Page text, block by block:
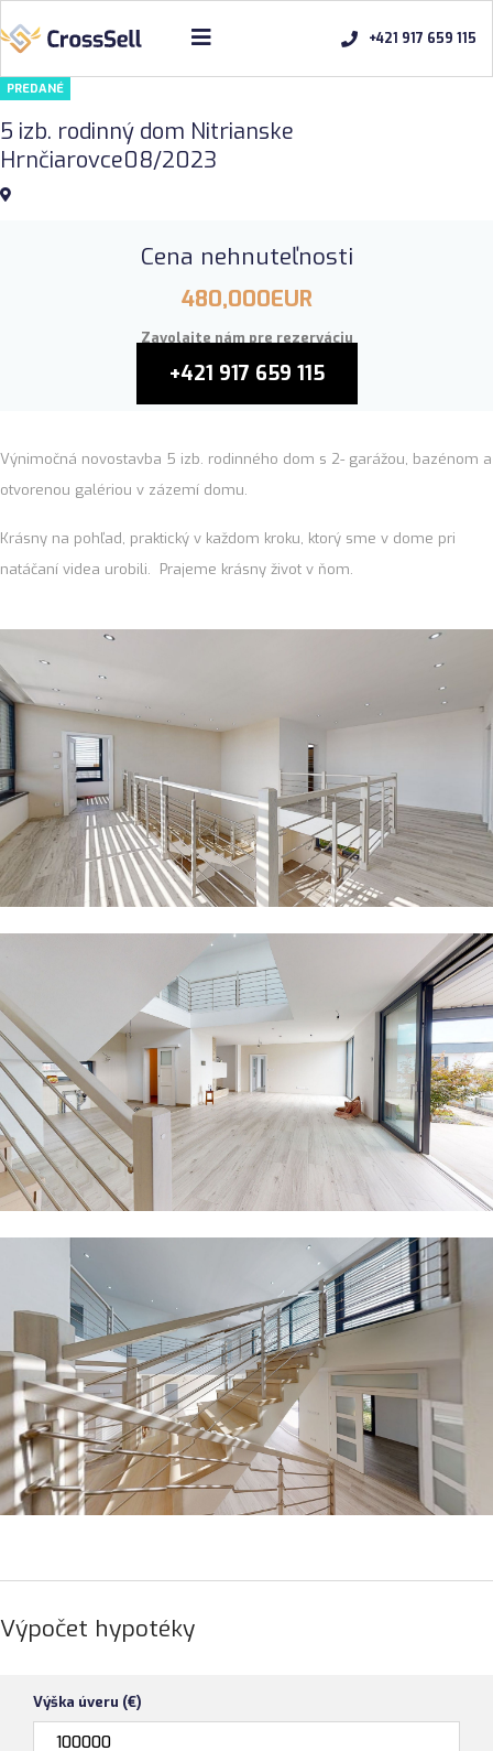
+421 917 659 115
PREDANÉ
5 izb. rodinný dom Nitrianske
Hrnčiarovce08/2023
Cena nehnuteľnosti
480,000EUR
Zavolajte nám pre rezerváciu
+421 917 659 115
Výnimočná novostavba 5 izb. rodinného dom s 2- garážou, bazénom a
otvorenou galériou v zázemí domu.
Krásny na pohľad, praktický v každom kroku, ktorý sme v dome pri
natáčaní videa urobili. Prajeme krásny život v ňom.
Výpočet hypotéky
Výška úveru (€)